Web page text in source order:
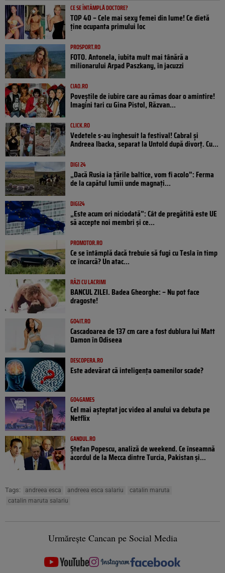
CE SE ÎNTÂMPLĂ DOCTORE?
TOP 40 – Cele mai sexy femei din lume! Ce dietă
ține ocupanta primului loc
PROSPORT.RO
FOTO. Antonela, iubita mult mai tânără a
milionarului Arpad Paszkany, în jacuzzi
CIAO.RO
Poveştile de iubire care au rămas doar o amintire!
Imagini tari cu Gina Pistol, Răzvan...
CLICK.RO
Vedetele s-au înghesuit la festival! Cabral și
Andreea Ibacka, separat la Untold după divorț. Cu...
DIGI 24
„Dacă Rusia ia țările baltice, vom fi acolo”: Ferma
de la capătul lumii unde magnați...
DIGI24
„Este acum ori niciodată”: Cât de pregătită este UE
să accepte noi membri și ce...
PROMOTOR.RO
Ce se întâmplă dacă trebuie să fugi cu Tesla în timp
ce încarcă? Un atac...
RÂZI CU LACRIMI
BANCUL ZILEI. Badea Gheorghe: – Nu pot face
dragoste!
GO4IT.RO
Cascadoarea de 137 cm care a fost dublura lui Matt
Damon în Odiseea
DESCOPERA.RO
Este adevărat că inteligența oamenilor scade?
GO4GAMES
Cel mai așteptat joc video al anului va debuta pe
Netflix
GANDUL.RO
Ștefan Popescu, analiză de weekend. Ce înseamnă
acordul de la Mecca dintre Turcia, Pakistan şi...
Tags: andreea esca andreea esca salariu
catalin maruta
catalin maruta salariu
Urmărește Cancan pe Social Media